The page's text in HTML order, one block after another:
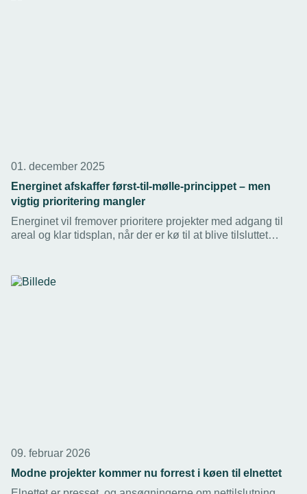
01. december 2025
Energinet afskaffer først-til-mølle-princippet – men
vigtig prioritering mangler
Energinet vil fremover prioritere projekter med adgang til
areal og klar tidsplan, når der er kø til at blive tilsluttet
reelt bidrager mest til elforsyningen.
09. februar 2026
Modne projekter kommer nu forrest i køen til elnettet